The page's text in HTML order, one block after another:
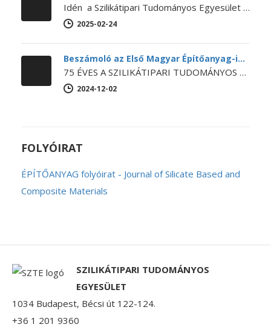
Idén a Szilikátipari Tudományos Egyesület és a Magyar Bányászati Szövetség közös szervezésében kerül megrendezésre a XVII. Kő- és Kavicsbányász Napok Konferencia…
2025-02-24
Beszámoló az Első Magyar Építőanyag-ipari Konferenciáról
75 ÉVES A SZILIKÁTIPARI TUDOMÁNYOS EGYESÜLET Első Magyar Építőanyag-ipari Konferencia Egyesületünk ebből az alkalomból 2024. november 14-15-én megrendezte az Első…
2024-12-02
FOLYÓIRAT
ÉPÍTŐANYAG folyóirat - Journal of Silicate Based and
Composite Materials
SZILIKÁTIPARI TUDOMÁNYOS
EGYESÜLET
1034 Budapest, Bécsi út 122-124.
+36 1 201 9360